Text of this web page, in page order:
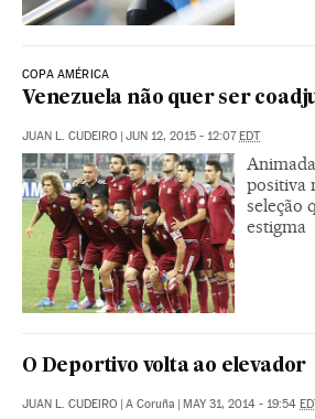
COPA AMÉRICA
Venezuela não quer ser
JUAN L. CUDEIRO | JUN 12, 2015 - 12:07EDT
positiva
seleção
estigma
O Deportivo volta ao elevador
JUAN L. CUDEIRO | A Coruña | MAY 31, 2014 - 19:54